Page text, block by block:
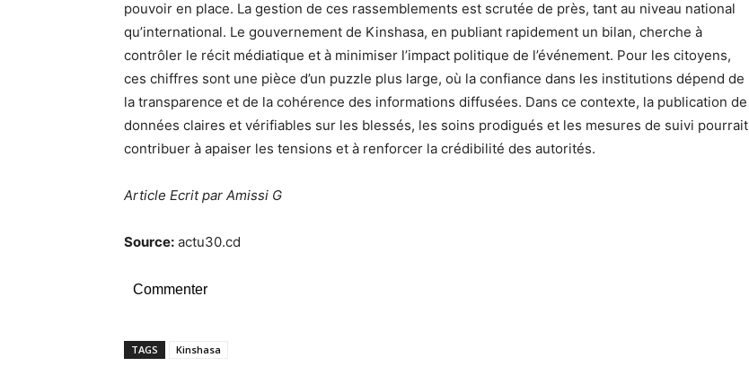
pouvoir en place. La gestion de ces rassemblements est scrutée de près, tant au niveau national
qu’international. Le gouvernement de Kinshasa, en publiant rapidement un bilan, cherche à
contrôler le récit médiatique et à minimiser l’impact politique de l’événement. Pour les citoyens,
ces chiffres sont une pièce d’un puzzle plus large, où la confiance dans les institutions dépend de
la transparence et de la cohérence des informations diffusées. Dans ce contexte, la publication de
données claires et vérifiables sur les blessés, les soins prodigués et les mesures de suivi pourrait
contribuer à apaiser les tensions et à renforcer la crédibilité des autorités.
Article Ecrit par Amissi G
Source: actu30.cd
Commenter
TAGS Kinshasa